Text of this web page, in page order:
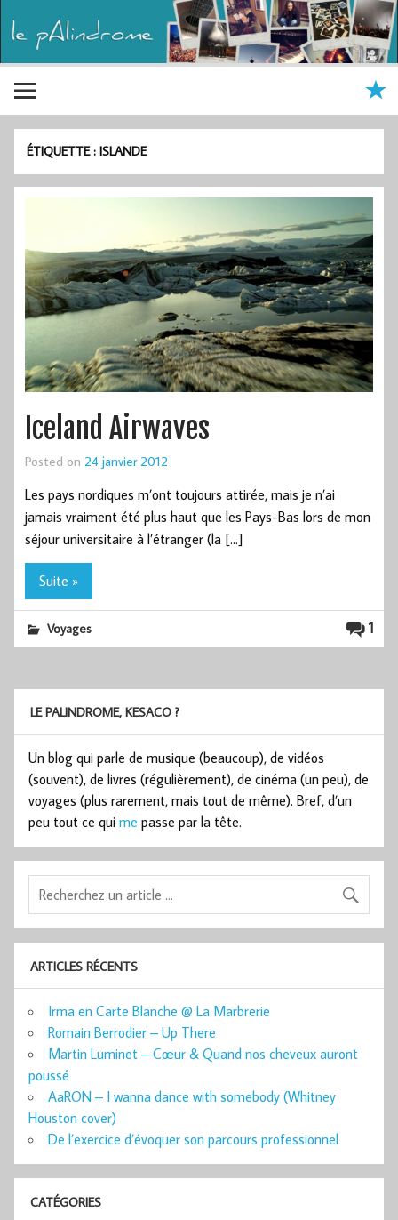
ÉTIQUETTE :ISLANDE
Iceland Airwaves
Posted on 24 janvier 2012
Les pays nordiques m’ont toujours attirée, mais je n’ai
jamais vraiment été plus haut que les Pays-Bas lors de mon
séjour universitaire à l’étranger (la […]
Suite »
1
Voyages
LE PALINDROME, KESACO ?
Un blog qui parle de musique (beaucoup), de vidéos
(souvent), de livres (régulièrement), de cinéma (un peu), de
voyages (plus rarement, mais tout de même). Bref, d’un
peu tout ce qui me passe par la tête.
ARTICLES RÉCENTS
Irma en Carte Blanche @ La Marbrerie
Romain Berrodier – Up There
Martin Luminet – Cœur & Quand nos cheveux auront
poussé
AaRON – I wanna dance with somebody (Whitney
Houston cover)
De l’exercice d’évoquer son parcours professionnel
CATÉGORIES